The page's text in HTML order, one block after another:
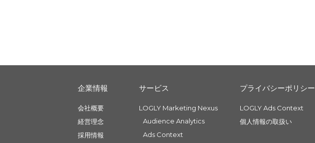
企業情報
会社概要
経営理念
採用情報
サービス
LOGLY Marketing Nexus
Audience Analytics
Ads Context
プライバシーポリシー
LOGLY Ads Context
個人情報の取扱い